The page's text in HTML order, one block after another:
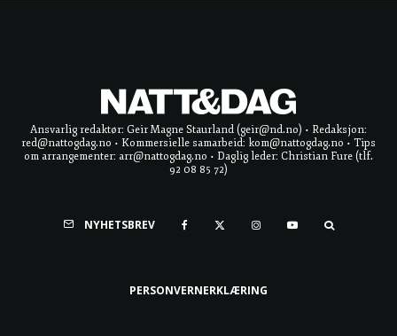
Ansvarlig redaktør: Geir Magne Staurland (geir@nd.no) • Redaksjon:
red@nattogdag.no • Kommersielle samarbeid: kom@nattogdag.no • Tips
om arrangementer: arr@nattogdag.no • Daglig leder: Christian Fure (tlf.
92 08 85 72)
NYHETSBREV
PERSONVERNERKLÆRING